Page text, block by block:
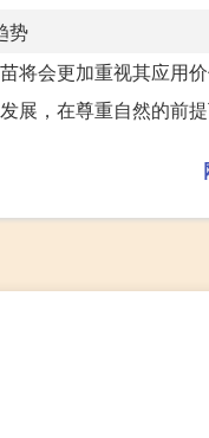
势
将会更加重视其应用
展，在尊重自然的前